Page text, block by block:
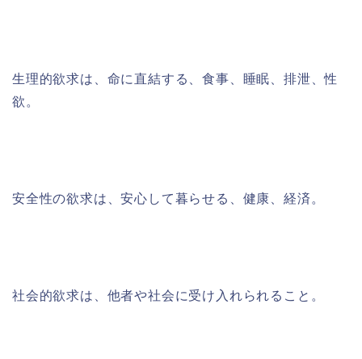
生理的欲求は、命に直結する、食事、睡眠、排泄、性
欲。
安全性の欲求は、安心して暮らせる、健康、経済。
社会的欲求は、他者や社会に受け入れられること。